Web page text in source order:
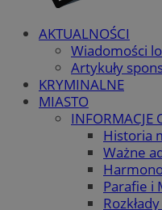
AKTUALNOŚCI
Wiadomości
Artykuły
KRYMINALNE
MIASTO
INFORMACJE
Historia
Ważne
Parafie i